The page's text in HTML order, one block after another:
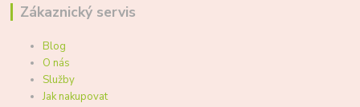
Zákaznický servis
Blog
O nás
Služby
Jak nakupovat